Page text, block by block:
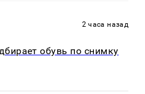
2 часа назад
обувь по снимку